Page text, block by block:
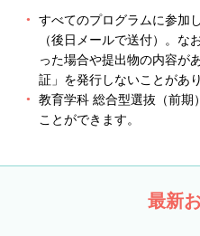
すべてのプログラムに参加
（後日メールで送付）。な
った場合や提出物の内容が
証」を発行しないことがあ
教育学科 総合型選抜（前期
ことができます。
最新